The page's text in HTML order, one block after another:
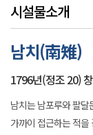
시설물소개
남치(南雉)
1796년(정조 20)
남치는 남포루와 팔
가까이 접근하는 적